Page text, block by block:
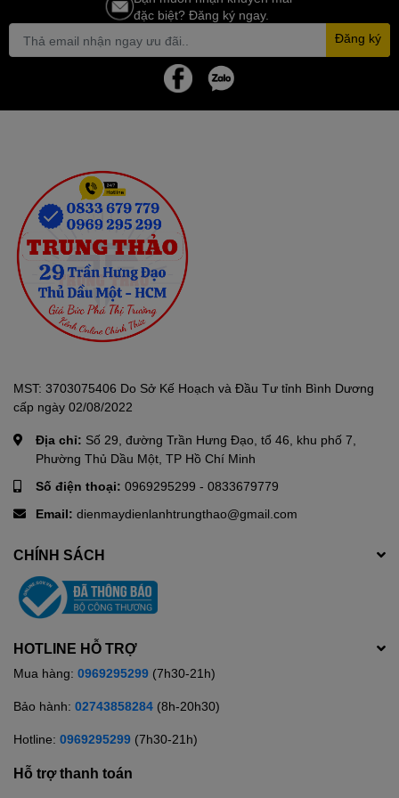
Tổng quan
Dung tích: 1.8 lít
Thương hiệu của: Nhật Bản
Nơi sản xuất: Thái Lan
Lòng nồi
Công nghệ và chức năng nấu
Công nghệ nấu:
Bảng điều khiển và tiện ích
Hãng: Sharp.
đặc biệt? Đăng ký ngay.
Đăng ký
MST: 3703075406 Do Sở Kế Hoạch và Đầu Tư tỉnh Bình Dương
cấp ngày 02/08/2022
Địa chỉ: Số 29, đường Trần Hưng Đạo, tổ 46, khu phố 7,
Phường Thủ Dầu Một, TP Hồ Chí Minh
Số điện thoại: 0969295299 - 0833679779
Email: dienmaydienlanhtrungthao@gmail.com
CHÍNH SÁCH
HOTLINE HỖ TRỢ
Mua hàng: 0969295299 (7h30-21h)
Bảo hành: 02743858284 (8h-20h30)
Hotline: 0969295299 (7h30-21h)
Hỗ trợ thanh toán